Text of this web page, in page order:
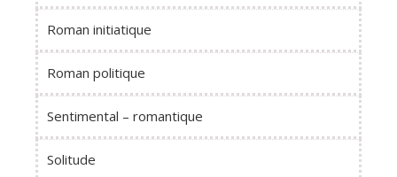
Roman initiatique
Roman politique
Sentimental – romantique
Solitude